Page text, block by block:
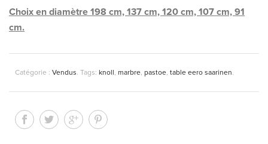
Choix en diamètre 198 cm, 137 cm, 120 cm, 107 cm, 91
cm.
Catégorie : Vendus Tags: knoll marbre pastoe table eero saarinen